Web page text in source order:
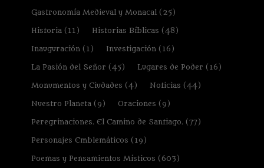
Gastronomía Medieval y Monacal (25)
Historia (11) Historias Bíblicas (48)
Inauguración (1) Investigación (16)
La Pasión del Señor (45) Lugares de Poder (16)
Monumentos y Ciudades (4) Noticias (44)
Nuestro Planeta (9) Oraciones (9)
Peregrinaciones. El Camino de Santiago. (77)
Personajes Emblemáticos (19)
Poemas y Pensamientos Místicos (603)